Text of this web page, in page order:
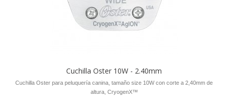
Cuchilla Oster 10W - 2.40mm
Cuchilla Oster para peluquería canina, tamaño size 10W con corte a 2,40mm de
altura, CryogenX™